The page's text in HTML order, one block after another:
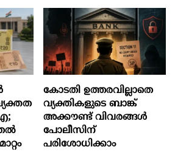
കോടതി ഉത്തരവില്ലാതെ
വ്യക്തികളുടെ ബാങ്ക്
അക്കൗണ്ട് വിവരങ്ങൾ
പോലീസിന്
പരിശോധിക്കാം